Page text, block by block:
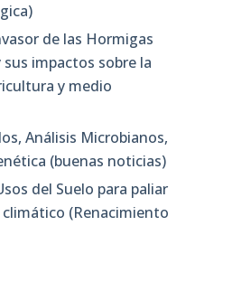
de las Hormigas
sus impactos sobre la
y medio
Análisis Microbianos,
(buenas noticias)
del Suelo para paliar
(Renacimiento